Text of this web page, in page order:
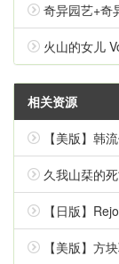
奇异园艺+奇
火山的女儿
相关资源
【美版】韩流
久我山栞的
【日版】
【美版】方